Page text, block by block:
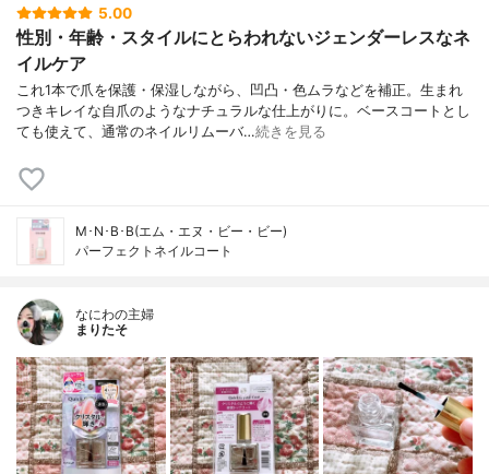
5.00
性別・年齢・スタイルにとらわれないジェンダーレスなネ
イルケア
これ1本で爪を保護・保湿しながら、凹凸・色ムラなどを補正。生まれ
つきキレイな自爪のようなナチュラルな仕上がりに。ベースコートとし
ても使えて、通常のネイルリムーバ…続きを見る
M･N･B･B(エム・エヌ・ビー・ビー)
パーフェクトネイルコート
なにわの主婦
まりたそ